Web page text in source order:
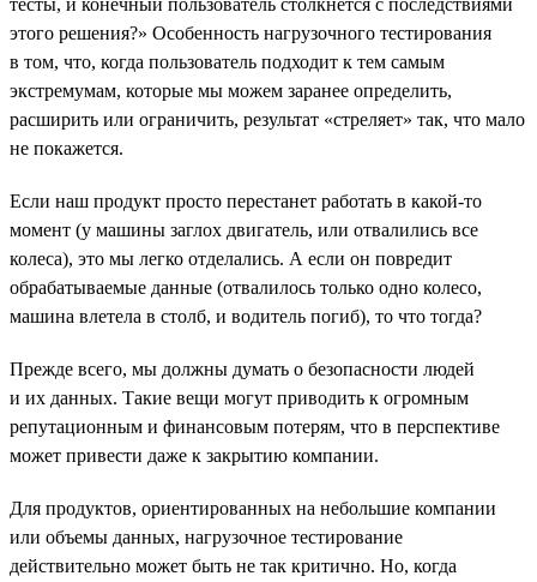
этого решения?» Особенность нагрузочного тестирования
в том, что, когда пользователь подходит к тем самым
экстремумам, которые мы можем заранее определить,
расширить или ограничить, результат «стреляет» так, что мало
не покажется.
Если наш продукт просто перестанет работать в какой-то
момент (у машины заглох двигатель, или отвалились все
колеса), это мы легко отделались. А если он повредит
обрабатываемые данные (отвалилось только одно колесо,
машина влетела в столб, и водитель погиб), то что тогда?
Прежде всего, мы должны думать о безопасности людей
и их данных. Такие вещи могут приводить к огромным
репутационным и финансовым потерям, что в перспективе
может привести даже к закрытию компании.
Для продуктов, ориентированных на небольшие компании
или объемы данных, нагрузочное тестирование
действительно может быть не так критично. Но, когда